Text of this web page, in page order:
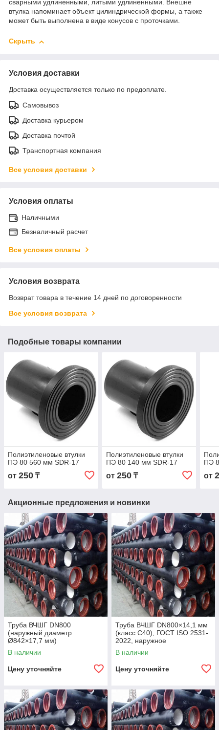
сварными удлиненными, литыми удлиненными. Внешне
втулка напоминает объект цилиндрической формы, а также
может быть выполнена в виде конусов с проточками.
Скрыть
Условия доставки
Доставка осуществляется только по предоплате.
Самовывоз
Доставка курьером
Доставка почтой
Транспортная компания
Все условия доставки
Условия оплаты
Наличными
Безналичный расчет
Все условия оплаты
Условия возврата
Возврат товара в течение 14 дней по договоренности
Все условия возврата
Подобные товары компании
Полиэтиленовые втулки
ПЭ 80 560 мм SDR-17
от 250 ₸
Полиэтиленовые втулки
ПЭ 80 140 мм SDR-17
от 250₸
ПЭ
от
Акционные предложения и новинки
Труба ВЧШГ DN800
(наружный диаметр
Ø842×17,7 мм)
В наличии
Цену уточняйте
Труба ВЧШГ DN800×14,1 мм
(класс C40), ГОСТ ISO 2531-
2022, наружное
полиуретановое покрытие,
внутреннее цементно-
В наличии
Цену уточняйте